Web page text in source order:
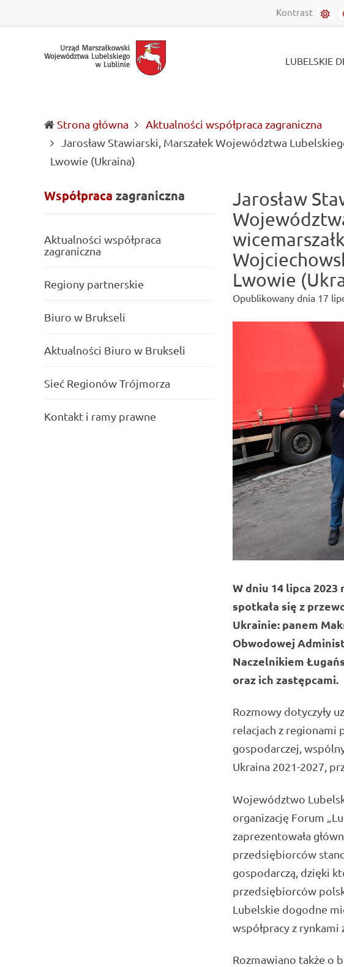
Urząd Marszałkowski Województwa Lubelskiego w Lublinie
Informacje o wojewódzkich władzach samorządowych i Kontrast
LUBELSKIE
Strona główna
Aktualności współpraca zagraniczna
Jarosław Stawiarski, Marszałek Województwa
Lwowie (Ukraina)
Jarosław
Lwowie
Opublikowany dnia 17
W dniu 14 lipca
spotkała się z
Ukrainie: panem
Obwodowej
Naczelnikiem
oraz ich zastępcami.
Rozmowy dotyczyły
relacjach z regionami
gospodarczej,
Ukraina 2021-2027,
Województwo
organizację Forum
zaprezentowała
przedsiębiorców
gospodarczą, dzięki
przedsiębiorców
Lubelskie dogodne
współpracy z rynkami
Rozmawiano także o
Współpraca zagraniczna
Aktualności współpraca
zagraniczna
Regiony partnerskie
Biuro w Brukseli
Aktualności Biuro w Brukseli
Sieć Regionów Trójmorza
Kontakt i ramy prawne